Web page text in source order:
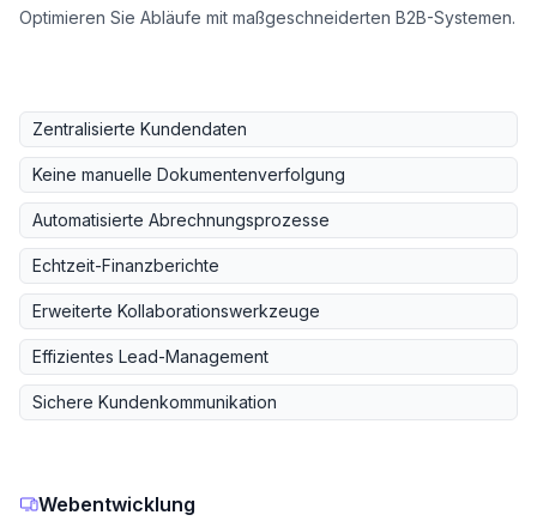
Optimieren Sie Abläufe mit maßgeschneiderten B2B-Systemen.
Zentralisierte Kundendaten
Keine manuelle Dokumentenverfolgung
Automatisierte Abrechnungsprozesse
Echtzeit-Finanzberichte
Erweiterte Kollaborationswerkzeuge
Effizientes Lead-Management
Sichere Kundenkommunikation
Webentwicklung